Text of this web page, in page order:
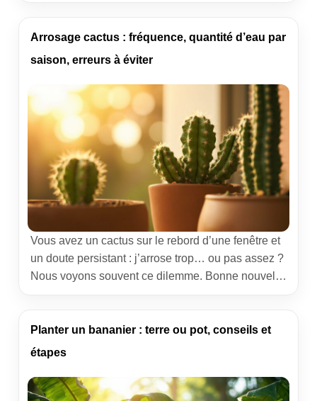
printemps et l’automne — car elles offrent le bon
compromis […]
Arrosage cactus : fréquence, quantité d’eau par
saison, erreurs à éviter
Vous avez un cactus sur le rebord d’une fenêtre et
un doute persistant : j’arrose trop… ou pas assez ?
Nous voyons souvent ce dilemme. Bonne nouvelle
plante et vous évitez les erreurs classiques. Nous
partageons ici […]
Planter un bananier : terre ou pot, conseils et
étapes